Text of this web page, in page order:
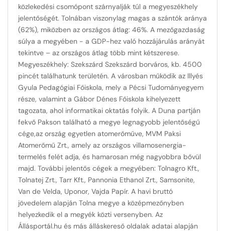
közlekedési csomópont szárnyalják túl a megyeszékhely
jelentőségét. Tolnában viszonylag magas a szántók aránya
(62%), miközben az országos átlag: 46%. A mezőgazdaság
súlya a megyében - a GDP-hez való hozzájárulás arányát
tekintve – az országos átlag több mint kétszerese.
Megyeszékhely: Szekszárd Szekszárd borváros, kb. 4500
pincét találhatunk területén. A városban működik az Illyés
Gyula Pedagógiai Főiskola, mely a Pécsi Tudományegyem
része, valamint a Gábor Dénes Főiskola kihelyezett
tagozata, ahol informatikai oktatás folyik. A Duna partján
fekvő Pakson található a megye legnagyobb jelentőségű
cége,az ország egyetlen atomerőműve, MVM Paksi
Atomerőmű Zrt., amely az országos villamosenergia-
termelés felét adja, és hamarosan még nagyobbra bővül
majd. További jelentős cégek a megyében: Tolnagro Kft.,
Tolnatej Zrt., Tarr Kft., Pannonia Ethanol Zrt., Samsonite,
Van de Velda, Uponor, Vajda Papír. A havi bruttó
jövedelem alapján Tolna megye a középmezőnyben
helyezkedik el a megyék közti versenyben. Az
Állásportál.hu és más álláskereső oldalak adatai alapján